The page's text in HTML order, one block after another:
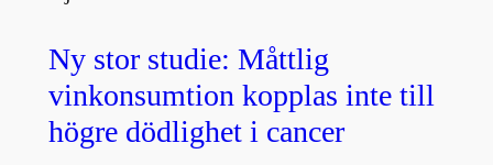
Ny stor studie: Måttlig
vinkonsumtion kopplas inte till
högre dödlighet i cancer